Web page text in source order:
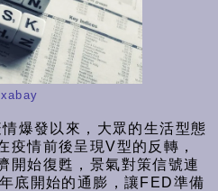
爆發以來，大眾的生活型態
疫情前後呈現V型的反轉，
開始復甦，景氣對策信號連
底開始的通膨，讓FED準備